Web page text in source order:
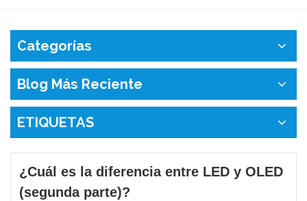
Categorías
Blog Más Reciente
ETIQUETAS
¿Cuál es la diferencia entre LED y OLED
(segunda parte)?